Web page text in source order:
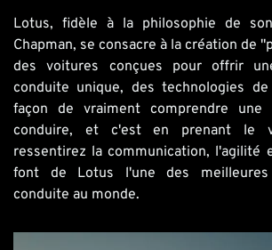
Lotus, fidèle à la philosophie de
Chapman, se consacre à la création de
des voitures conçues pour offrir
conduite unique, des technologies
façon de vraiment comprendre une
conduire, et c'est en prenant le
ressentirez la communication, l'agilité
font de Lotus l'une des
conduite au monde.